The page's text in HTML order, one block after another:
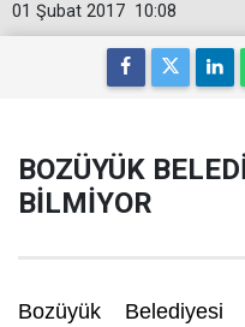
10:08
01 Şubat 2017
BOZÜYÜK
BİLMİYOR
Bozüyük Belediyesi